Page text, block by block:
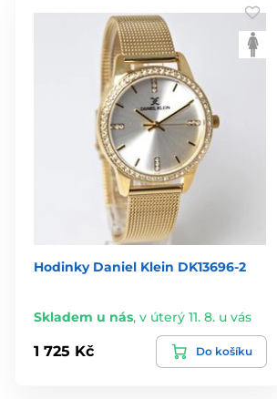
Hodinky Daniel Klein DK13696-2
Skladem u nás, v úterý 11. 8. u vás
1 725 Kč Do košíku